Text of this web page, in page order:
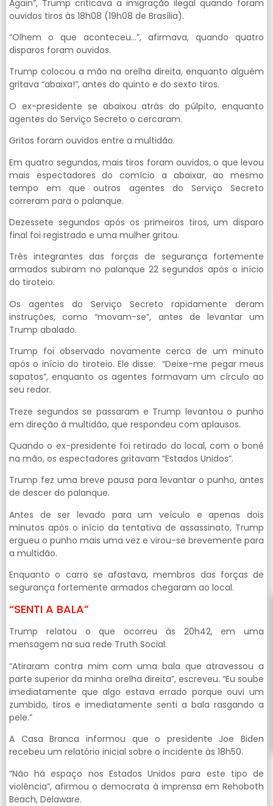
Again”, Trump criticava a imigração ilegal quando foram
ouvidos tiros às 18h08 (19h08 de Brasília).
“Olhem o que aconteceu…”, afirmava, quando quatro
disparos foram ouvidos.
Trump colocou a mão na orelha direita, enquanto alguém
gritava “abaixa!”, antes do quinto e do sexto tiros.
O ex-presidente se abaixou atrás do púlpito, enquanto
agentes do Serviço Secreto o cercaram.
Gritos foram ouvidos entre a multidão.
Em quatro segundos, mais tiros foram ouvidos, o que levou
mais espectadores do comício a abaixar, ao mesmo
tempo em que outros agentes do Serviço Secreto
correram para o palanque.
Dezessete segundos após os primeiros tiros, um disparo
final foi registrado e uma mulher gritou.
Três integrantes das forças de segurança fortemente
armados subiram no palanque 22 segundos após o início
do tiroteio.
Os agentes do Serviço Secreto rapidamente deram
instruções, como “movam-se”, antes de levantar um
Trump abalado.
Trump foi observado novamente cerca de um minuto
após o início do tiroteio. Ele disse: “Deixe-me pegar meus
sapatos”, enquanto os agentes formavam um círculo ao
seu redor.
Treze segundos se passaram e Trump levantou o punho
em direção à multidão, que respondeu com aplausos.
Quando o ex-presidente foi retirado do local, com o boné
na mão, os espectadores gritavam “Estados Unidos”.
Trump fez uma breve pausa para levantar o punho, antes
de descer do palanque.
Antes de ser levado para um veículo e apenas dois
minutos após o início da tentativa de assassinato, Trump
ergueu o punho mais uma vez e virou-se brevemente para
a multidão.
Enquanto o carro se afastava, membros das forças de
segurança fortemente armados chegaram ao local.
“SENTI A BALA”
Trump relatou o que ocorreu às 20h42, em uma
mensagem na sua rede Truth Social.
“Atiraram contra mim com uma bala que atravessou a
parte superior da minha orelha direita”, escreveu. “Eu soube
imediatamente que algo estava errado porque ouvi um
zumbido, tiros e imediatamente senti a bala rasgando a
pele.”
A Casa Branca informou que o presidente Joe Biden
recebeu um relatório inicial sobre o incidente às 18h50.
“Não há espaço nos Estados Unidos para este tipo de
violência”, afirmou o democrata à imprensa em Rehoboth
Beach, Delaware.